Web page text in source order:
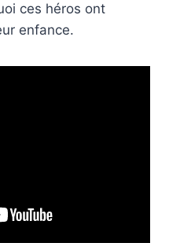
ces héros ont
enfance.